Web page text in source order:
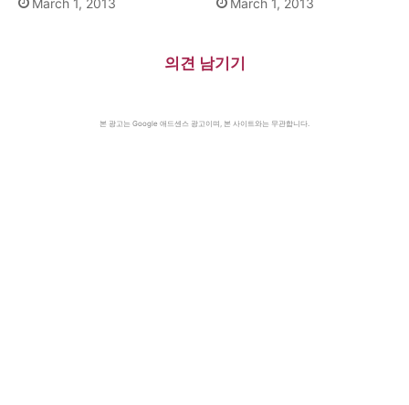
의견 남기기
본 광고는 Google 애드센스 광고이며, 본 사이트와는 무관합니다.